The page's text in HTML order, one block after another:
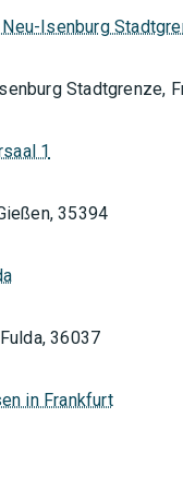
vielen
Isenburg
Stadtgrenze,
1
35394
36037
in Frankfurt